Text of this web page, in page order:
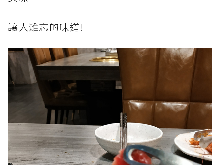
讓人難忘的味道!